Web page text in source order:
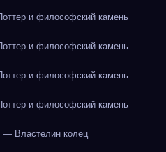
и философский камень
и философский камень
и философский камень
и философский камень
Властелин колец